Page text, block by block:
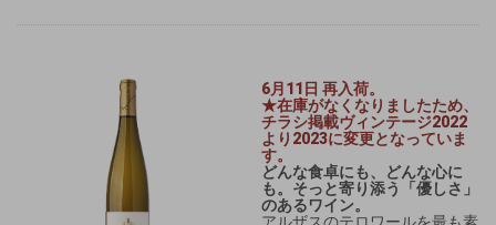
6月11日 再入荷。
★在庫がなくなりましたため、
チラシ掲載ヴィンテージ2022
より2023に変更となっていま
す。
どんな食卓にも、どんな心に
も。そっと寄り添う「優しさ」
のあるワイン。